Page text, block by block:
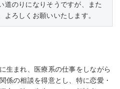
道のりになりそうですが、また
ろしくお願いいたします。
生まれ、医療系の仕事をしながら
係の相談を得意とし、特に恋愛・